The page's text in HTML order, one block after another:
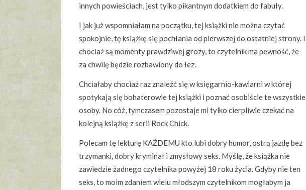
innych powieściach, jest tylko pikantnym dodatkiem do fabuły.
I jak już wspomniałam na początku, tej książki nie można czytać
spokojnie, tę książkę się pochłania od pierwszej do ostatniej strony. I
chociaż są momenty prawdziwej grozy, to czytelnik ma pewność, że
za chwilę będzie rozbawiony do łez.
Chciałaby chociaż raz znaleźć się w księgarnio-kawiarni w której
spotykają się bohaterowie tej książki i poznać osobiście te wszystkie
osoby. No cóż, tymczasem pozostaje mi tylko cierpliwie czekać na
kolejną książkę z serii Rock Chick.
Polecam tę lekturę KAŻDEMU kto lubi dobry humor, ostrą jazdę bez
trzymanki, dobry kryminał i zmysłowy seks. Myślę, że książka nie
zawiedzie żadnego czytelnika powyżej 18 roku życia. Gdyby nie ten
seks, to moim zdaniem wielu młodszym czytelnikom mogłabym ja